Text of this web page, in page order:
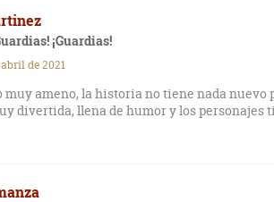
¡Guardias!
de 2021
muy ameno, la historia no tiene nada nuevo
divertida, llena de humor y los personajes